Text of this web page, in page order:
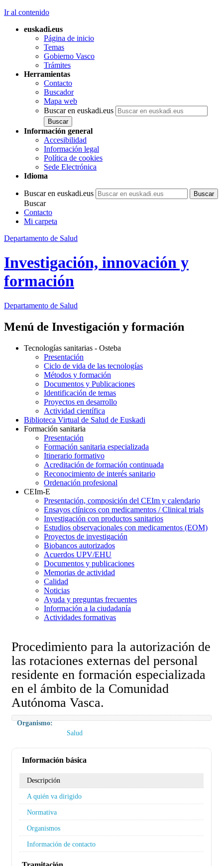
Ir al contenido
euskadi.eus
Página de inicio
Temas
Gobierno Vasco
Trámites
Herramientas
Contacto
Buscador
Mapa web
Buscar en euskadi.eus
Información general
Accesibilidad
Información legal
Política de cookies
Sede Electrónica
Idioma
Buscar en euskadi.eus
Buscar
Contacto
Mi carpeta
Departamento de Salud
Investigación, innovación y
formación
Departamento de Salud
Menú de Investigación y formación
Tecnologías sanitarias - Osteba
Presentación
Ciclo de vida de las tecnologías
Métodos y formación
Documentos y Publicaciones
Identificación de temas
Proyectos en desarrollo
Actividad científica
Biblioteca Virtual de Salud de Euskadi
Formación sanitaria
Presentación
Formación sanitaria especializada
Itinerario formativo
Acreditación de formación continuada
Reconocimiento de interés sanitario
Ordenación profesional
CEIm-E
Presentación, composición del CEIm y calendario
Ensayos clínicos con medicamentos / Clinical trials
Investigación con productos sanitarios
Estudios observacionales con medicamentos (EOM)
Proyectos de investigación
Biobancos autorizados
Acuerdos UPV/EHU
Documentos y publicaciones
Memorias de actividad
Calidad
Noticias
Ayuda y preguntas frecuentes
Información a la ciudadanía
Actividades formativas
Procedimiento para la autorización de
las rotaciones externas del personal
residente en formación especializada
en el ámbito de la Comunidad
Autónoma Vasca.
Organismo:
Salud
Información básica
Descripción
A quién va dirigido
Normativa
Organismos
Información de contacto